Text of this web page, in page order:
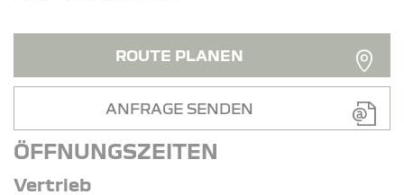
ROUTE PLANEN
ANFRAGE SENDEN
ÖFFNUNGSZEITEN
Vertrieb